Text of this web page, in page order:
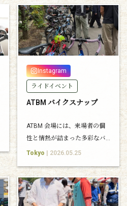
Instagram
ライドイベント
ATBM バイクスナップ
ATBM 会場には、来場者の個
性と情熱が詰まった多彩なバ
イクが集結。印象的な車体を
す。
Tokyo | 2026.05.25